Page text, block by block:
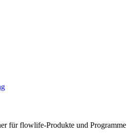
für flowlife-Produkte und Programme